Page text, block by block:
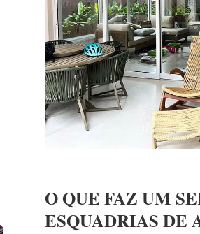
O QUE FAZ UM
ESQUADRIAS DE